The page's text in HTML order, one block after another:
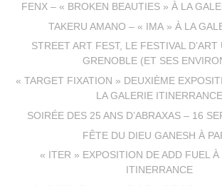
FENX – « BROKEN BEAUTIES » À LA
TAKERU AMANO – « IMA » À LA
STREET ART FEST, LE FESTIVAL D’ART
GRENOBLE (ET SES
« TARGET FIXATION » DEUXIÈME
LA GALERIE ITINERRANCE
SOIRÉE DES 25 ANS D’ABRAXAS – 16
FÊTE DU DIEU GANESH À
« ITER » EXPOSITION DE ADD FUEL À
ITINERRANCE